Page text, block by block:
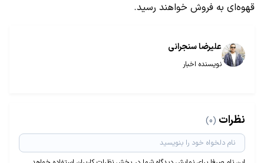
قهوه‌ای به فروش خواهند رسید.
علیرضا سنجرانی
نویسنده اخبار
نظرات (0)